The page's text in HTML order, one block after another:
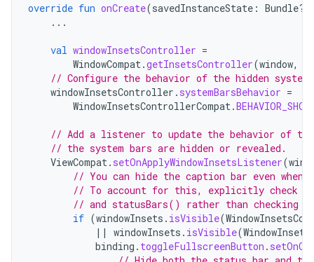
override fun onCreate(savedInstanceState : Bundle?)
...
val windowInsetsController =
WindowCompat.getInsetsController(window,
// Configure the behavior of the hidden system
windowInsetsController . systemBarsBehavior =
WindowInsetsControllerCompat.
// Add a listener to update the behavior of
// the system bars are hidden or revealed.
ViewCompat. setOnApplyWindowInsetsListener(
// You can hide the caption bar even
// To account for this, explicitly check
// and statusBars() rather than checking
if (windowInsets . isVisible(
||
windowInsets . isVisible(
binding . toggleFullscreenButton .